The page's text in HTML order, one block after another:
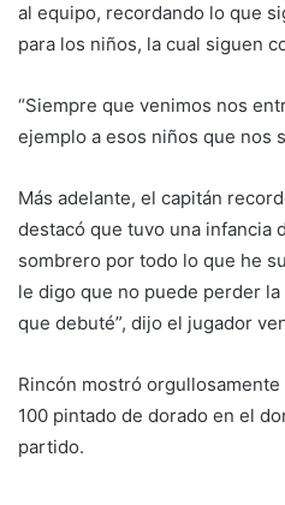
al equipo, recordando lo que
para los niños, la cual siguen
“Siempre que venimos nos
ejemplo a esos niños que nos
Más adelante, el capitán
destacó que tuvo una infancia
sombrero por todo lo que he
le digo que no puede perder
que debuté”, dijo el jugador
Rincón mostró
100 pintado de dorado en el
partido.